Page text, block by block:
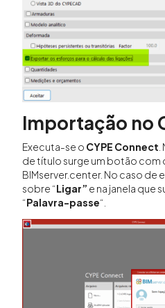
Importação no
Executa-se o CYPE Connect
de título surge um botão com
BIMserver.center. No caso
sobre “Ligar” e na janela que
“Palavra-passe“.